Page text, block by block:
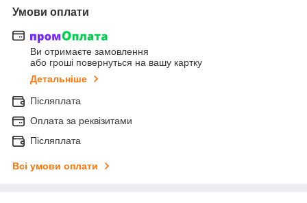
Умови оплати
Ви отримаєте замовлення
або гроші повернуться на вашу картку
Детальніше
Післяплата
Оплата за реквізитами
Післяплата
Всі умови оплати